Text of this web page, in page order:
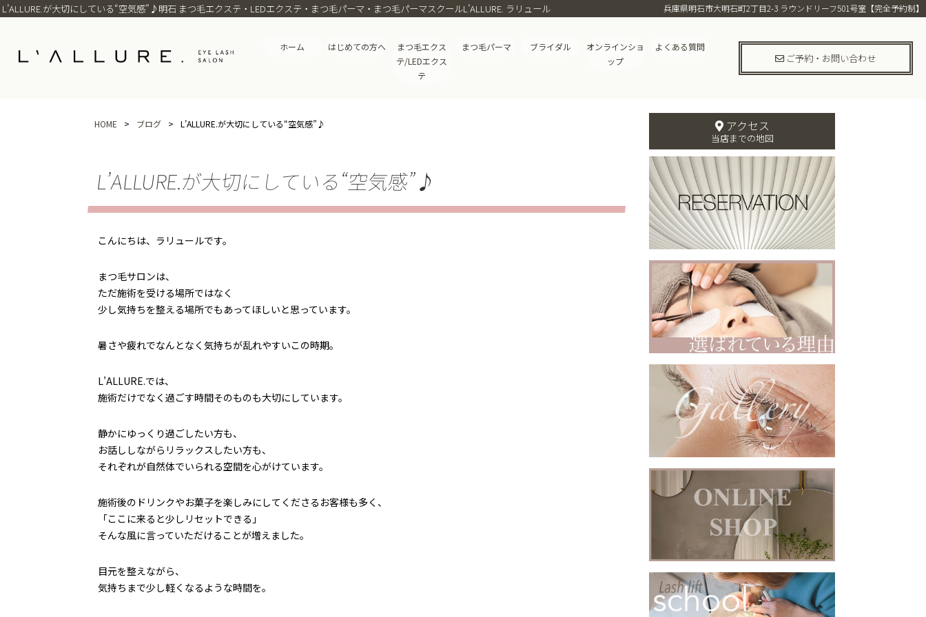
L’ALLURE.が大切にしている“空気感”♪明石 まつ毛エクステ・LEDエクステ・まつ毛パーマ・まつ毛パーマスクールL’ALLURE. ラリュール 兵庫県明石市大明石町2丁目2-3 ラウンドリーフ501号室【完全予約制】
ホーム はじめての方へ
まつ毛エクス
テ/LEDエクス
テ
まつ毛パーマ ブライダル
オンラインショ
ップ
よくある質問
ご予約・お問い合わせ
HOME > ブログ > L’ALLURE.が大切にしている“空気感”♪
L’ALLURE.が大切にしている“空気感”♪
こんにちは、ラリュールです。
まつ毛サロンは、
ただ施術を受ける場所ではなく
少し気持ちを整える場所でもあってほしいと思っています。
暑さや疲れでなんとなく気持ちが乱れやすいこの時期。
L’ALLURE.では、
施術だけでなく過ごす時間そのものも大切にしています。
静かにゆっくり過ごしたい方も、
お話ししながらリラックスしたい方も、
それぞれが自然体でいられる空間を心がけています。
施術後のドリンクやお菓子を楽しみにしてくださるお客様も多く、
「ここに来ると少しリセットできる」
そんな風に言っていただけることが増えました。
目元を整えながら、
気持ちまで少し軽くなるような時間を。
アクセス
当店までの地図